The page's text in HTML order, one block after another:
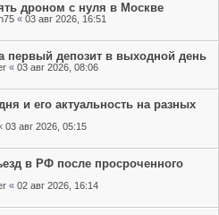
дроном с нуля в Москве
« 03 авг 2026, 16:51
первый депозит в выходной день
« 03 авг 2026, 08:06
и его актуальность на разных
03 авг 2026, 05:15
в РФ после просроченного
« 02 авг 2026, 16:14